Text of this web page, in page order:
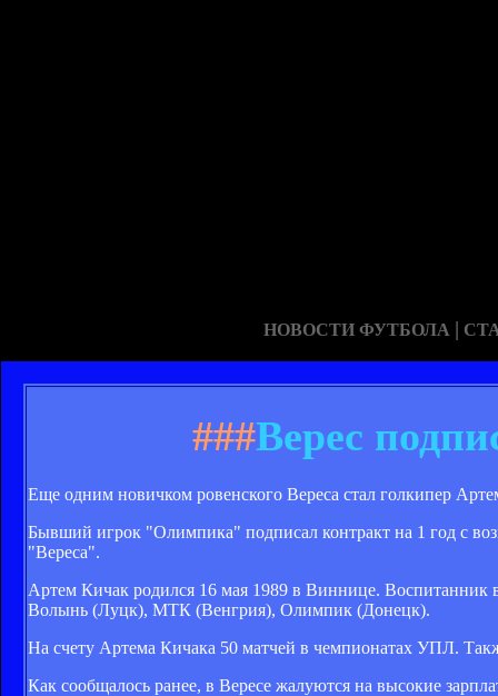
НОВОСТИ ФУТБОЛА |
###Верес
Еще одним новичком ровенского Вереса стал голкипер
Бывший игрок "Олимпика" подписал контракт на 1 год с
"Вереса".
Артем Кичак родился 16 мая 1989 в Виннице.
Волынь (Луцк), МТК (Венгрия), Олимпик (Донецк).
На счету Артема Кичака 50 матчей в чемпионатах УПЛ.
Как сообщалось ранее, в Вересе жалуются на высокие